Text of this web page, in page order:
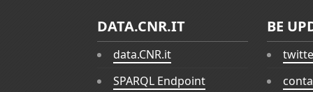
DATA.CNR.IT
data.CNR.it
SPARQL Endpoint
BE